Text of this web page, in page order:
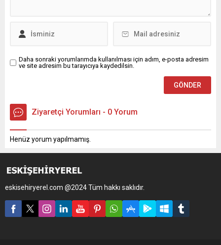
Daha sonraki yorumlarımda kullanılması için adım, e-posta adresim
ve site adresim bu tarayıcıya kaydedilsin.
Ziyaretçi Yorumları - 0 Yorum
Henüz yorum yapılmamış.
eskisehiryerel.com @2024 Tüm hakkı saklıdır.